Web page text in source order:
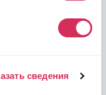
сведения
потенциал в